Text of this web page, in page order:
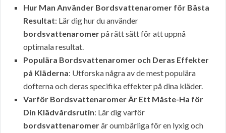
Hur Man Använder Bordsvattenaromer för Bästa
Resultat: Lär dig hur du använder
bordsvattenaromerpå rätt sätt för att uppnå
optimala resultat.
Populära Bordsvattenaromer och Deras Effekter
på Kläderna: Utforska några av de mest populära
dofterna och deras specifika effekter på dina kläder.
Varför Bordsvattenaromer Är Ett Måste-Ha för
Din Klädvårdsrutin: Lär dig varför
bordsvattenaromerär oumbärliga för en lyxig och